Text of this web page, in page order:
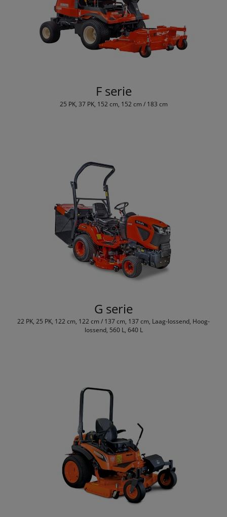
F serie
25 PK, 37 PK, 152 cm, 152 cm / 183 cm
G serie
22 PK, 25 PK, 122 cm, 122 cm / 137 cm, 137 cm, Laag-lossend, Hoog-
lossend, 560 L, 640 L